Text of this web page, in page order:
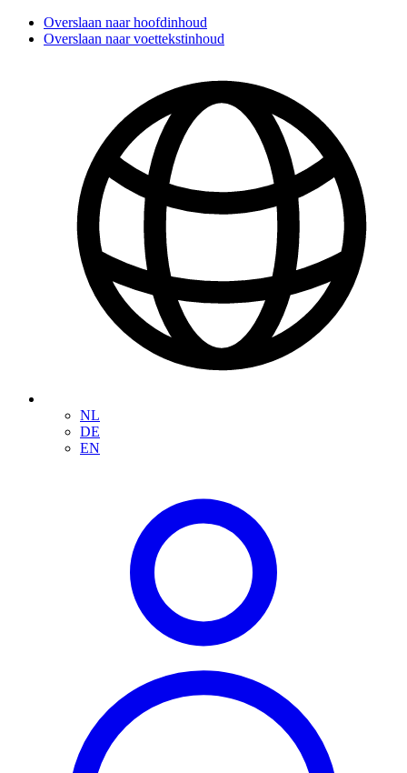
Overslaan naar hoofdinhoud
Overslaan naar voettekstinhoud
NL
DE
EN